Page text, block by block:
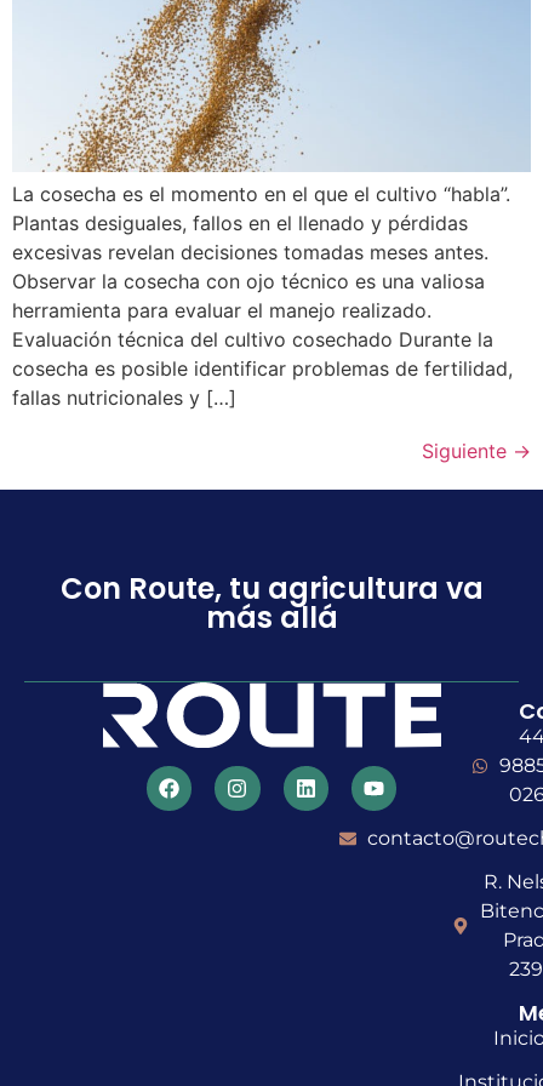
La cosecha es el momento en el que el cultivo “habla”.
Plantas desiguales, fallos en el llenado y pérdidas
excesivas revelan decisiones tomadas meses antes.
Observar la cosecha con ojo técnico es una valiosa
herramienta para evaluar el manejo realizado.
Evaluación técnica del cultivo cosechado Durante la
cosecha es posible identificar problemas de fertilidad,
fallas nutricionales y […]
Siguiente →
Con Route, tu agricultura va
más allá
R.